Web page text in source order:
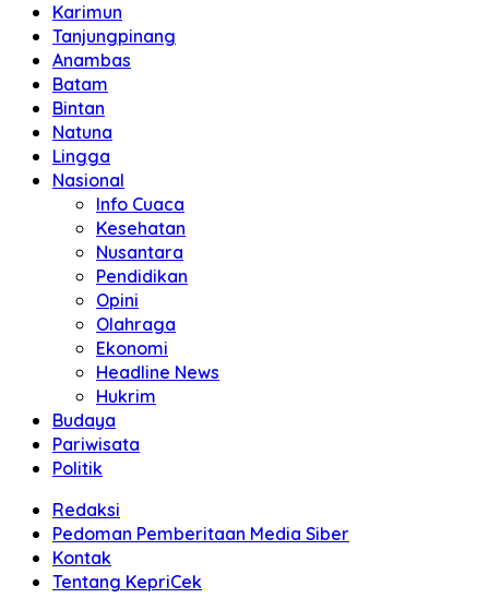
Karimun
Tanjungpinang
Anambas
Batam
Bintan
Natuna
Lingga
Nasional
Info Cuaca
Kesehatan
Nusantara
Pendidikan
Opini
Olahraga
Ekonomi
Headline News
Hukrim
Budaya
Pariwisata
Politik
Redaksi
Pedoman Pemberitaan Media Siber
Kontak
Tentang KepriCek